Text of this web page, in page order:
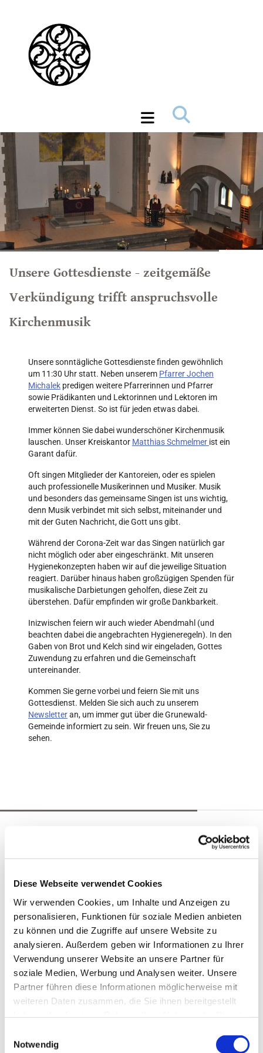
Diese Webseite verwendet Cookies
Wir verwenden Cookies, um Inhalte und Anzeigen zu
personalisieren, Funktionen für soziale Medien anbieten
zu können und die Zugriffe auf unsere Website zu
analysieren. Außerdem geben wir Informationen zu Ihrer
Verwendung unserer Website an unsere Partner für
soziale Medien, Werbung und Analysen weiter. Unsere
Partner führen diese Informationen möglicherweise mit
weiteren Daten zusammen, die Sie ihnen bereitgestellt
Notwendig
Unsere Gottesdienste - zeitgemäße
Verkündigung trifft anspruchsvolle
Kirchenmusik
Unsere sonntägliche Gottesdienste finden gewöhnlich
um 11:30 Uhr statt. Neben unserem Pfarrer Jochen
Michalek predigen weitere Pfarrerinnen und Pfarrer
sowie Prädikanten und Lektorinnen und Lektoren im
erweiterten Dienst. So ist für jeden etwas dabei.
Immer können Sie dabei wunderschöner Kirchenmusik
lauschen. Unser Kreiskantor Matthias Schmelmer ist ein
Garant dafür.
Oft singen Mitglieder der Kantoreien, oder es spielen
auch professionelle Musikerinnen und Musiker. Musik
und besonders das gemeinsame Singen ist uns wichtig,
denn Musik verbindet mit sich selbst, miteinander und
mit der Guten Nachricht, die Gott uns gibt.
Während der Corona-Zeit war das Singen natürlich gar
nicht möglich oder aber eingeschränkt. Mit unseren
Hygienekonzepten haben wir auf die jeweilige Situation
reagiert. Darüber hinaus haben großzügigen Spenden für
musikalische Darbietungen geholfen, diese Zeit zu
überstehen. Dafür empfinden wir große Dankbarkeit.
Inizwischen feiern wir auch wieder Abendmahl (und
beachten dabei die angebrachten Hygieneregeln). In den
Gaben von Brot und Kelch sind wir eingeladen, Gottes
Zuwendung zu erfahren und die Gemeinschaft
untereinander.
Kommen Sie gerne vorbei und feiern Sie mit uns
Gottesdienst. Melden Sie sich auch zu unserem
Newsletteran, um immer gut über die Grunewald-
Gemeinde informiert zu sein. Wir freuen uns, Sie zu
sehen.
Gottesdienste
Gottesdienst für Kleine & Große